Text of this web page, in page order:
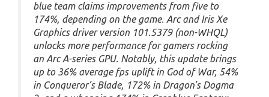
blue team claims improvements from five to
174%, depending on the game. Arc and Iris Xe
Graphics driver version 101.5379 (non-WHQL)
unlocks more performance for gamers rocking
an Arc A-series GPU. Notably, this update brings
up to 36% average fps uplift in God of War, 54%
in Conqueror’s Blade, 172% in Dragon’s Dogma